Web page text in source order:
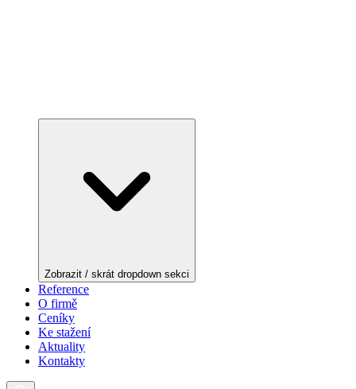
Zobrazit / skrát dropdown sekci
Reference
O firmě
Ceníky
Ke stažení
Aktuality
Kontakty